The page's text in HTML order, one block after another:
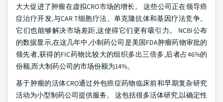
大大促进了肿瘤在虚拟CRO市场的增长。 这些公司正在领导癌
症治疗开发,与CAR T细胞疗法、单克隆抗体和基因疗法竞争。
它们也能够解决市场差距,这使得它们更有吸引力。 NCBI公布
的数据显示,在这几年中,小制药公司是美国FDA肿瘤药物审批的
领先者,获得的FIC药物比较大的组织多出三倍多,后者占46%的
份额,而大制药公司的市场份额为14%。
基于肿瘤的活体CRO通过外包癌症药物临床前和早期复杂研究
活动为小型制药公司提供服务。 这包括很多活体研究,以确定性